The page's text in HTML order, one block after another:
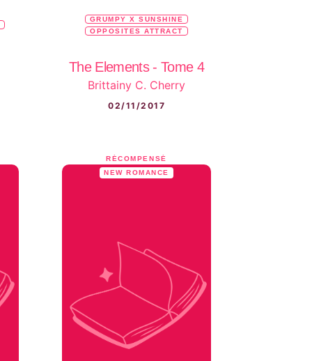
GRUMPY X SUNSHINE
OPPOSITES ATTRACT
The Elements - Tome 4
Brittainy C. Cherry
02/11/2017
RÉCOMPENSÉ
NEW ROMANCE